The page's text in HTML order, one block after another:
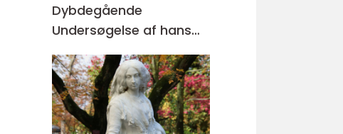
Dybdegående
Undersøgelse af hans
Litterære Arv